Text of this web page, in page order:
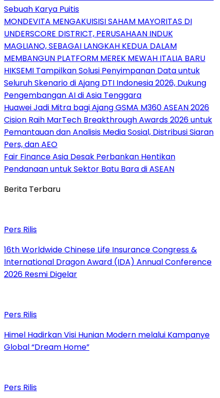
Sebuah Karya Puitis
MONDEVITA MENGAKUISISI SAHAM MAYORITAS DI
UNDERSCORE DISTRICT, PERUSAHAAN INDUK
MAGLIANO, SEBAGAI LANGKAH KEDUA DALAM
MEMBANGUN PLATFORM MEREK MEWAH ITALIA BARU
HIKSEMI Tampilkan Solusi Penyimpanan Data untuk
Seluruh Skenario di Ajang DTI Indonesia 2026, Dukung
Pengembangan AI di Asia Tenggara
Huawei Jadi Mitra bagi Ajang GSMA M360 ASEAN 2026
Cision Raih MarTech Breakthrough Awards 2026 untuk
Pemantauan dan Analisis Media Sosial, Distribusi Siaran
Pers, dan AEO
Fair Finance Asia Desak Perbankan Hentikan
Pendanaan untuk Sektor Batu Bara di ASEAN
Berita Terbaru
Pers Rilis
16th Worldwide Chinese Life Insurance Congress &
International Dragon Award (IDA) Annual Conference
2026 Resmi Digelar
Pers Rilis
Himel Hadirkan Visi Hunian Modern melalui Kampanye
Global “Dream Home”
Pers Rilis